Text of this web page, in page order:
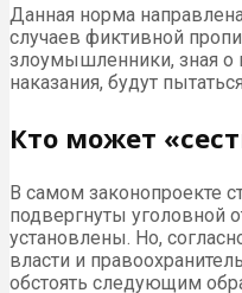
Данная норма
случаев фиктивной
злоумышленники, зная о
наказания, будут
Кто может
В самом законопроекте
подвергнуты уголовной
установлены. Но,
власти и
обстоять следующим